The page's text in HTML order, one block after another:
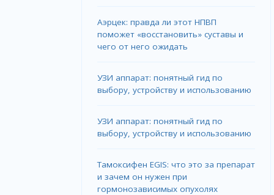
Аэрцек: правда ли этот НПВП
поможет «восстановить» суставы и
чего от него ожидать
УЗИ аппарат: понятный гид по
выбору, устройству и использованию
УЗИ аппарат: понятный гид по
выбору, устройству и использованию
Тамоксифен EGIS: что это за препарат
и зачем он нужен при
гормонозависимых опухолях